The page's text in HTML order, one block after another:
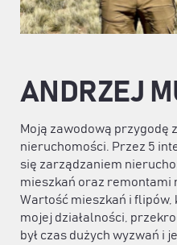
ANDRZEJ
Moją zawodową przygodę
nieruchomości. Przez 5
się zarządzaniem
mieszkań oraz remontami
Wartość mieszkań i flipów,
mojej działalności,
był czas dużych wyzwań i